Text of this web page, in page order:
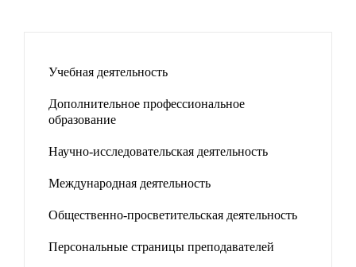
Учебная деятельность
Дополнительное профессиональное
образование
Научно-исследовательская деятельность
Международная деятельность
Общественно-просветительская деятельность
Персональные страницы преподавателей